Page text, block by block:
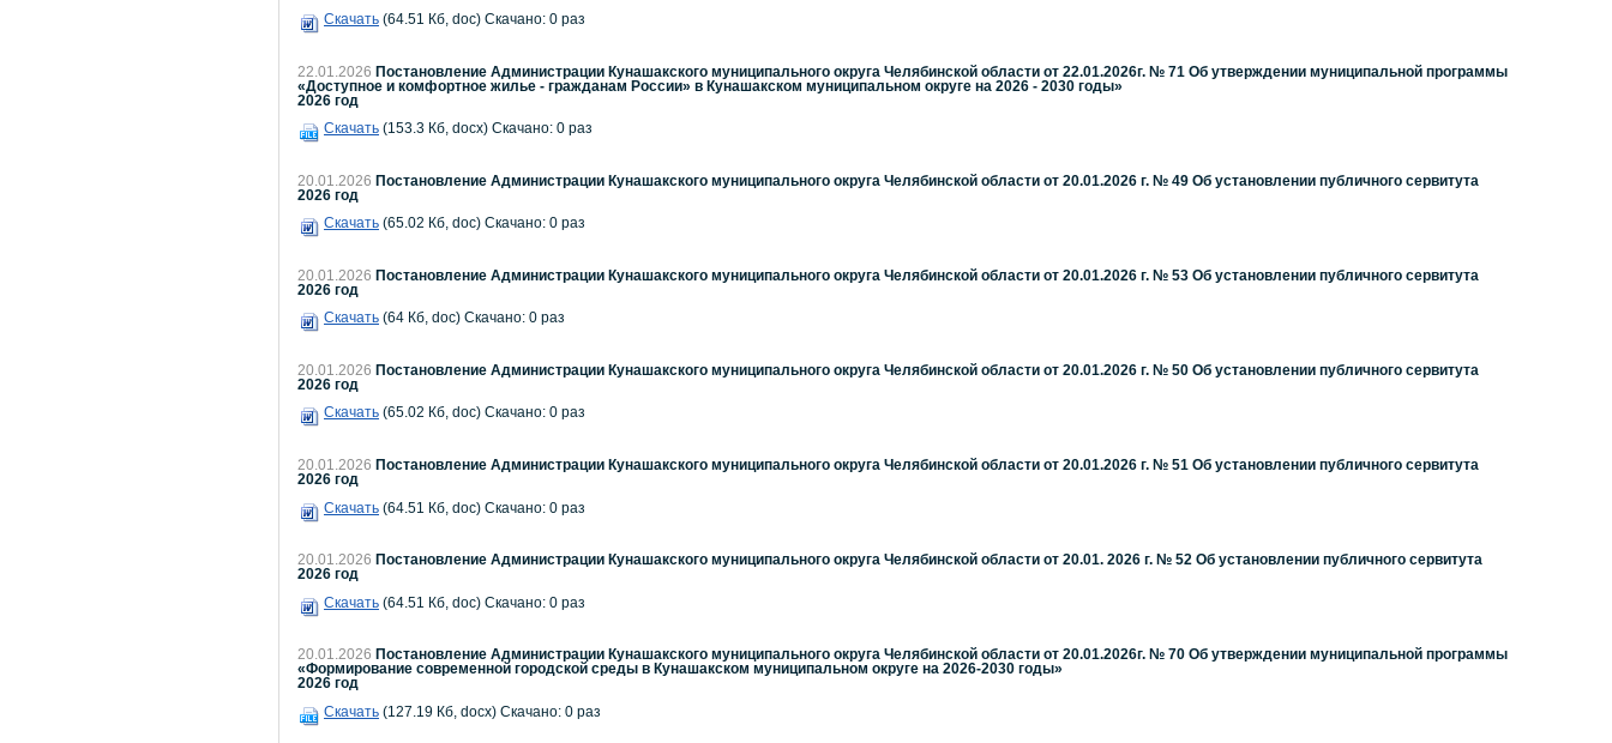
Скачать (64.51 Кб, doc) Скачано: 0 раз
22.01.2026 Постановление Администрации Кунашакского муниципального округа Челябинской области от 22.01.2026г. № 71 Об утверждении муниципальной программы
«Доступное и комфортное жилье - гражданам России» в Кунашакском муниципальном округе на 2026 - 2030 годы»
2026 год
Скачать (153.3 Кб, docx) Скачано: 0 раз
20.01.2026 Постановление Администрации Кунашакского муниципального округа Челябинской области от 20.01.2026 г. № 49 Об установлении публичного сервитута
2026 год
Скачать (65.02 Кб, doc) Скачано: 0 раз
20.01.2026 Постановление Администрации Кунашакского муниципального округа Челябинской области от 20.01.2026 г. № 53 Об установлении публичного сервитута
2026 год
Скачать (64 Кб, doc) Скачано: 0 раз
20.01.2026 Постановление Администрации Кунашакского муниципального округа Челябинской области от 20.01.2026 г. № 50 Об установлении публичного сервитута
2026 год
Скачать (65.02 Кб, doc) Скачано: 0 раз
20.01.2026 Постановление Администрации Кунашакского муниципального округа Челябинской области от 20.01.2026 г. № 51 Об установлении публичного сервитута
2026 год
Скачать (64.51 Кб, doc) Скачано: 0 раз
20.01.2026 Постановление Администрации Кунашакского муниципального округа Челябинской области от 20.01. 2026 г. № 52 Об установлении публичного сервитута
2026 год
Скачать (64.51 Кб, doc) Скачано: 0 раз
20.01.2026 Постановление Администрации Кунашакского муниципального округа Челябинской области от 20.01.2026г. № 70 Об утверждении муниципальной программы
«Формирование современной городской среды в Кунашакском муниципальном округе на 2026-2030 годы»
2026 год
Скачать (127.19 Кб, docx) Скачано: 0 раз